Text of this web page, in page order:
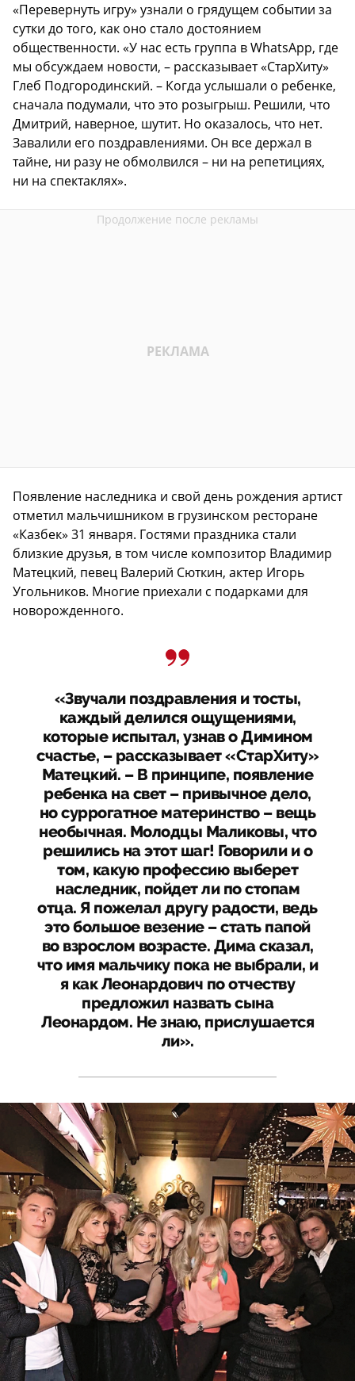
«Перевернуть игру» узнали о грядущем событии за
сутки до того, как оно стало достоянием
общественности. «У нас есть группа в WhatsApp, где
мы обсуждаем новости, – рассказывает «СтарХиту»
Глеб Подгородинский. – Когда услышали о ребенке,
сначала подумали, что это розыгрыш. Решили, что
Дмитрий, наверное, шутит. Но оказалось, что нет.
Завалили его поздравлениями. Он все держал в
тайне, ни разу не обмолвился – ни на репетициях,
ни на спектаклях».
Появление наследника и свой день рождения артист
отметил мальчишником в грузинском ресторане
«Казбек» 31 января. Гостями праздника стали
близкие друзья, в том числе композитор Владимир
Матецкий, певец Валерий Сюткин, актер Игорь
Угольников. Многие приехали с подарками для
новорожденного.
«Звучали поздравления и тосты,
каждый делился ощущениями,
которые испытал, узнав о Димином
счастье, – рассказывает «СтарХиту»
Матецкий. – В принципе, появление
ребенка на свет – привычное дело,
но суррогатное материнство – вещь
необычная. Молодцы Маликовы, что
решились на этот шаг! Говорили и о
том, какую профессию выберет
наследник, пойдет ли по стопам
отца. Я пожелал другу радости, ведь
это большое везение – стать папой
во взрослом возрасте. Дима сказал,
что имя мальчику пока не выбрали, и
я как Леонардович по отчеству
предложил назвать сына
Леонардом. Не знаю, прислушается
ли».